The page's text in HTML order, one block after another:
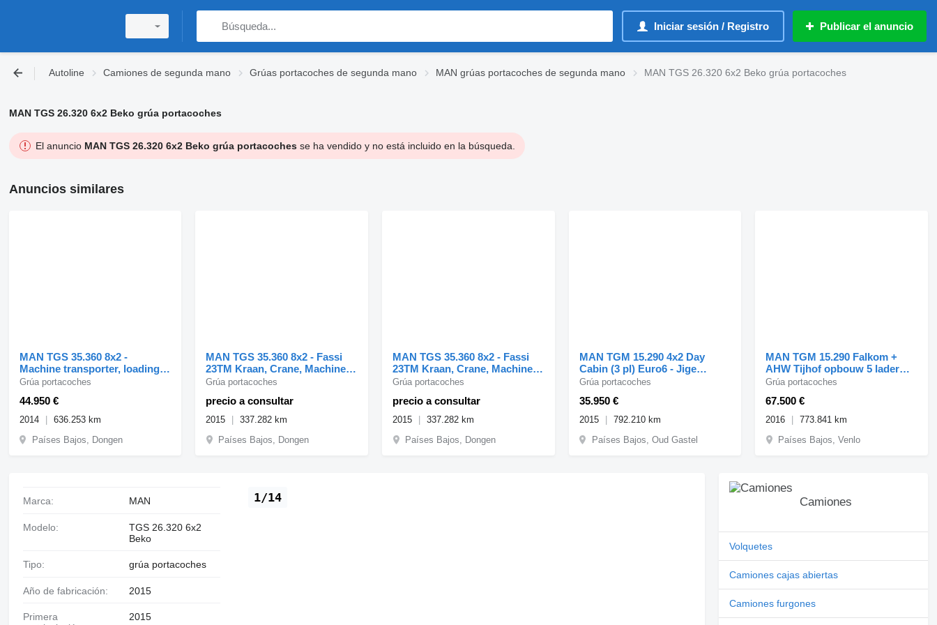
Iniciar sesión / Registro Publicar el anuncio
Autoline Camiones de segunda mano Grúas portacoches de segunda mano MAN grúas portacoches de segunda mano MAN TGS 26.320 6x2 Beko grúa portacoches
MAN TGS 26.320 6x2 Beko grúa portacoches
El anuncio MAN TGS 26.320 6x2 Beko grúa portacochesse ha vendido y no está incluido en la búsqueda.
Anuncios similares
MAN TGS 35.360 8x2 -
Machine transporter, loading
ramp, tow truck 6
44.950 €
Grúa portacoches
2014
636.253 km
Países Bajos, Dongen
MAN TGS 35.360 8x2 - Fassi
23TM Kraan, Crane, Machine
transporter, O
precio a consultar
Grúa portacoches
2015
337.282 km
Países Bajos, Dongen
MAN TGS 35.360 8x2 - Fassi
23TM Kraan, Crane, Machine
transporter, O
precio a consultar
Grúa portacoches
2015
337.282 km
Países Bajos, Dongen
MAN TGM 15.290 4x2 Day
Cabin (3 pl) Euro6 - Jige
Simplex 6T5 + Winch
35.950 €
Grúa portacoches
2015
792.210 km
Países Bajos, Oud Gastel
MAN TGM 15.290 Falkom +
AHW Tijhof opbouw 5 lader
combi!
67.500 €
Grúa portacoches
2016
773.841 km
Países Bajos, Venlo
1/14
Marca: MAN
Modelo:
TGS 26.320 6x2
Beko
Tipo: grúa portacoches
Año de fabricación: 2015
Primera
2015
Camiones
Volquetes
Camiones cajas abiertas
Camiones furgones